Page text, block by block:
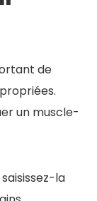
de
un muscle-
la